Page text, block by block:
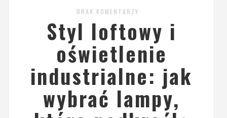
BRAK KOMENTARZY
Styl loftowy i
oświetlenie
industrialne: jak
wybrać lampy,